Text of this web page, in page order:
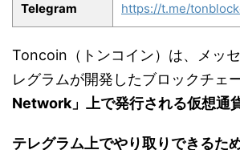
Telegram https://t.me/
Toncoin（トンコイン）は、メッ
レグラムが開発したブロックチェ
Network」上で発行される仮想通
テレグラム上でやり取りできるた